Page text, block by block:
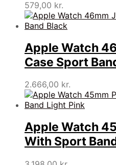
579,00 kr.
Apple Watch
Case Sport
2.666,00 kr.
Apple Watch
With Sport